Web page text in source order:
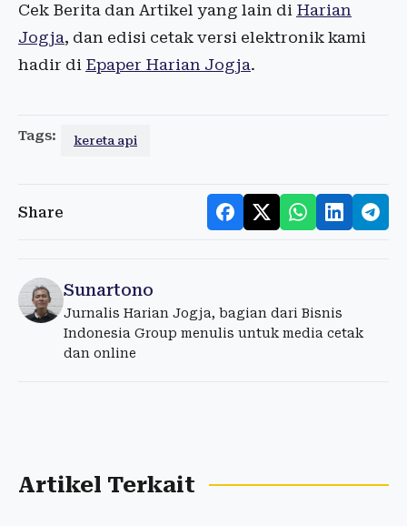
Cek Berita dan Artikel yang lain di Harian
Jogja, dan edisi cetak versi elektronik kami
hadir di Epaper Harian Jogja.
Tags: kereta api
Share
Sunartono
Jurnalis Harian Jogja, bagian dari Bisnis
Indonesia Group menulis untuk media cetak
dan online
Artikel Terkait